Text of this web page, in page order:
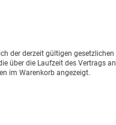
der derzeit gültigen
über die Laufzeit des Vertrags
im Warenkorb angezeigt.